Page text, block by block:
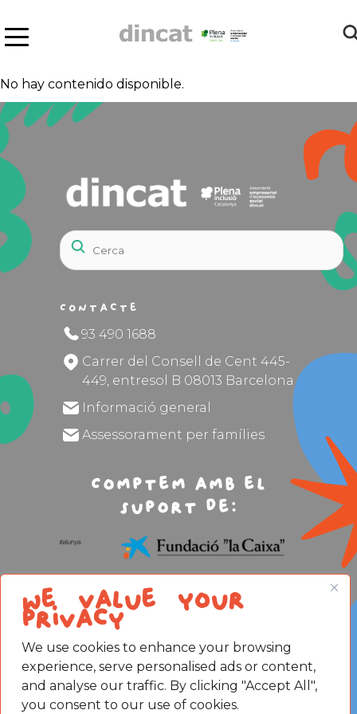
We value your
privacy
We use cookies to enhance your browsing
experience, serve personalised ads or content,
and analyse our traffic. By clicking "Accept All",
you consent to our use of cookies.
No hay contenido disponible.
Contacte
93 490 1688
Carrer del Consell de Cent 445-
449, entresol B 08013 Barcelona
Informació general
Assessorament per famílies
Comptem amb el
suport de:
Avís legal
Política de privacitat
Política de Cookies